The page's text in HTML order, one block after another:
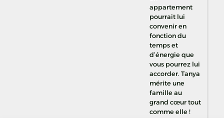
appartement
pourrait lui
convenir en
fonction du
temps et
d’énergie que
vous pourrez lui
accorder. Tanya
mérite une
famille au
grand cœur tout
comme elle !